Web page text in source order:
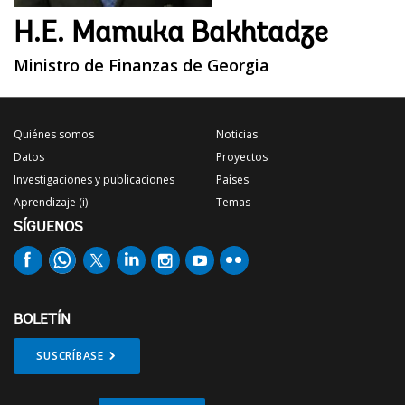
H.E. Mamuka Bakhtadze
Ministro de Finanzas de Georgia
Quiénes somos
Datos
Investigaciones y publicaciones
Aprendizaje (i)
Noticias
Proyectos
Países
Temas
SÍGUENOS
BOLETÍN
SUSCRÍBASE